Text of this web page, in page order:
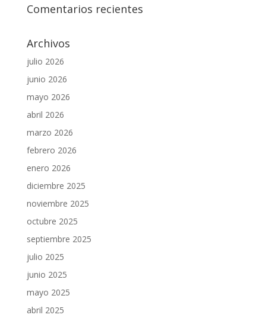
Comentarios recientes
Archivos
julio 2026
junio 2026
mayo 2026
abril 2026
marzo 2026
febrero 2026
enero 2026
diciembre 2025
noviembre 2025
octubre 2025
septiembre 2025
julio 2025
junio 2025
mayo 2025
abril 2025